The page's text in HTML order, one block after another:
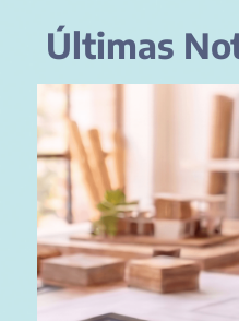
Últimas